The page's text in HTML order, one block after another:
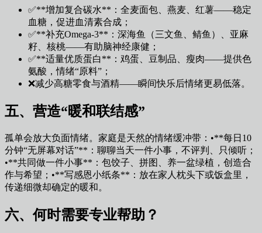
✅**增加复合碳水**：全麦面包、燕麦、红薯——稳定
血糖，促进血清素合成；
✅**补充Omega-3**：深海鱼（三文鱼、鲭鱼）、亚麻
籽、核桃——有助脑神经康健；
✅**适量优质蛋白**：鸡蛋、豆制品、瘦肉——提供色
氨酸，情绪“原料”；
❌减少高糖零食与酒精——瞬间快乐后情绪更易低落。
五、营造“暖和联结感”
孤单会放大负面情绪。家庭是天然的情绪缓冲带：•**每日10
分钟“无屏幕对话”**：聊聊当天一件小事，不评判、只倾听；
•**共同做一件小事**：包饺子、拼图、养一盆绿植，创造合
作与希望；•**写感恩小纸条**：放在家人枕头下或饭盒里，
传递细微却确定的暖和。
六、何时需要专业帮助？